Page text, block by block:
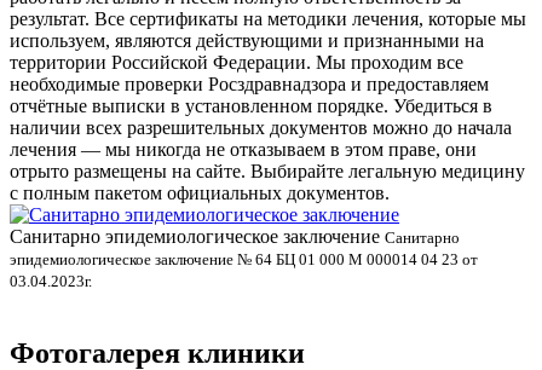
результат. Все сертификаты на методики лечения, которые мы
используем, являются действующими и признанными на
территории Российской Федерации. Мы проходим все
необходимые проверки Росздравнадзора и предоставляем
отчётные выписки в установленном порядке. Убедиться в
наличии всех разрешительных документов можно до начала
лечения — мы никогда не отказываем в этом праве, они
отрыто размещены на сайте. Выбирайте легальную медицину
с полным пакетом официальных документов.
Санитарно эпидемиологическое заключение Санитарно
эпидемиологическое заключение № 64 БЦ 01 000 М 000014 04 23 от
03.04.2023г.
Фотогалерея клиники